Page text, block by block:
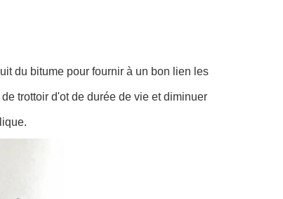
du bitume pour fournir à un bon lien les
trottoir d'ot de durée de vie et diminuer